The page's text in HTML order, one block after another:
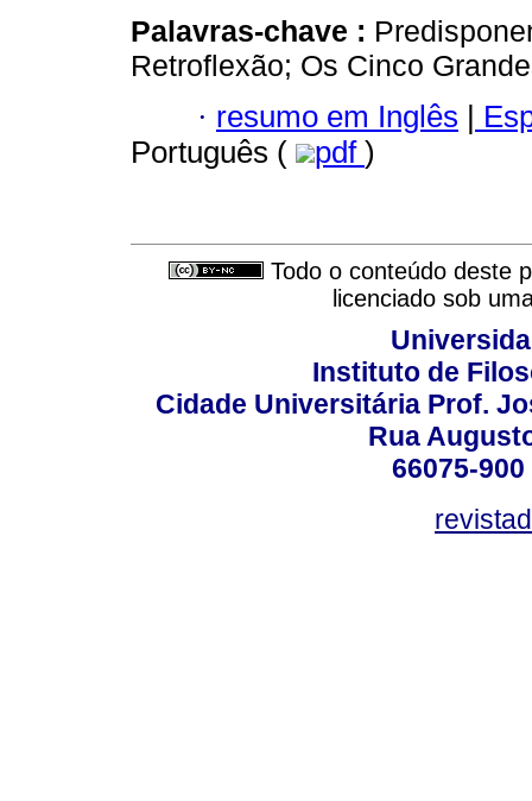
Palavras-chave :
Retroflexão; Os Cinco
· resumo em Inglês |
Português (
pdf )
Todo o conteúdo deste
licenciado sob
Instituto de
Cidade Universitária Prof.
Rua
66075-